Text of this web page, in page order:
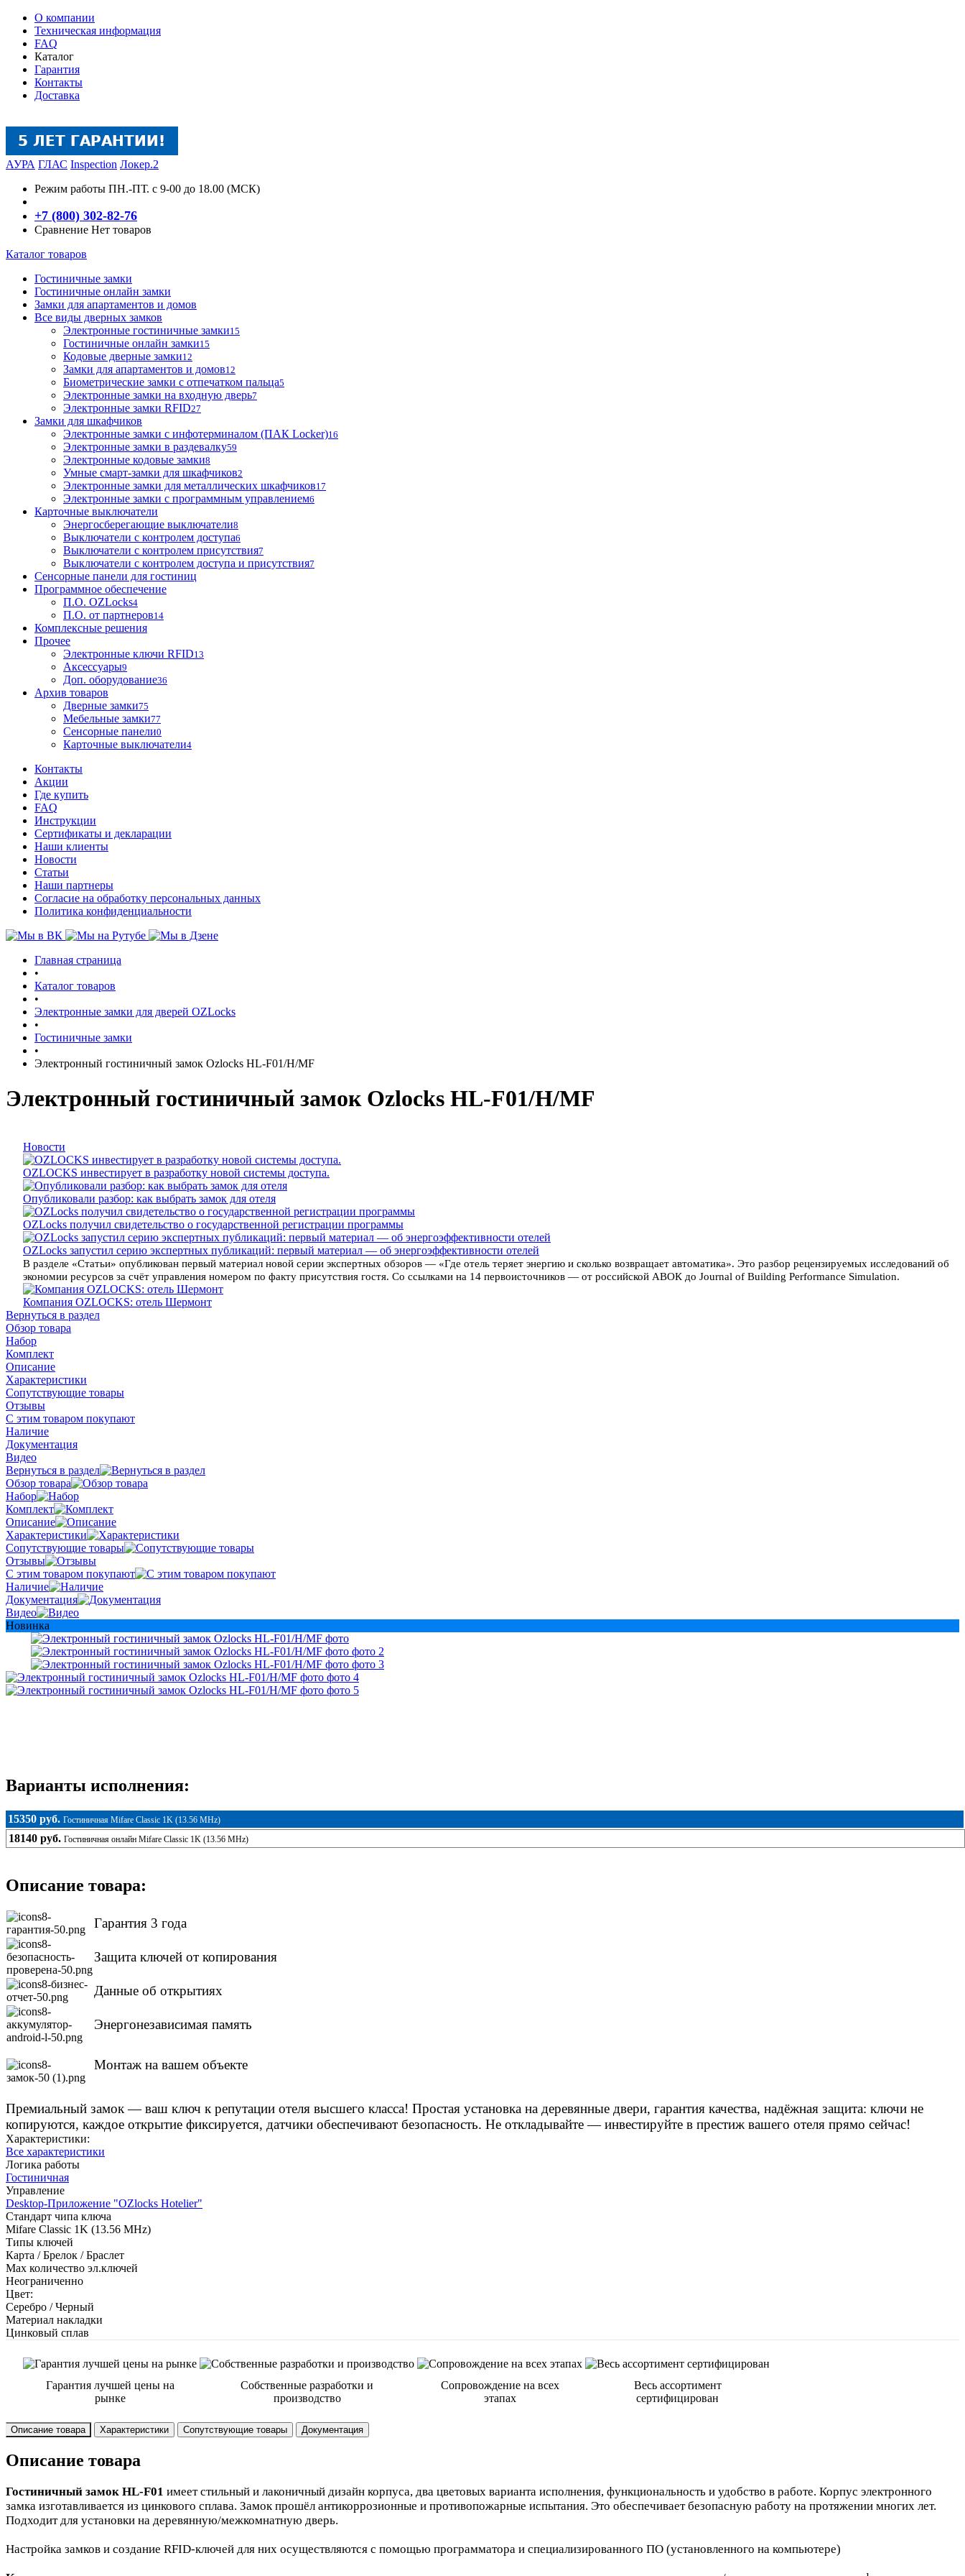
О компании
Техническая информация
FAQ
Каталог
Гарантия
Контакты
Доставка
АУРА ГЛАС Inspection Локер.2
Режим работы ПН.-ПТ. с 9-00 до 18.00 (МСК)
+7 (800) 302-82-76
Сравнение Нет товаров
Каталог товаров
Гостиничные замки
Гостиничные онлайн замки
Замки для апартаментов и домов
Все виды дверных замков
Электронные гостиничные замки15
Гостиничные онлайн замки15
Кодовые дверные замки12
Замки для апартаментов и домов12
Биометрические замки с отпечатком пальца5
Электронные замки на входную дверь7
Электронные замки RFID27
Замки для шкафчиков
Электронные замки с инфотерминалом (ПАК Locker)16
Электронные замки в раздевалку59
Электронные кодовые замки8
Умные смарт-замки для шкафчиков2
Электронные замки для металлических шкафчиков17
Электронные замки с программным управлением6
Карточные выключатели
Энергосберегающие выключатели8
Выключатели с контролем доступа6
Выключатели с контролем присутствия7
Выключатели с контролем доступа и присутствия7
Сенсорные панели для гостиниц
Программное обеспечение
П.О. OZLocks4
П.О. от партнеров14
Комплексные решения
Прочее
Электронные ключи RFID13
Аксессуары9
Доп. оборудование36
Архив товаров
Дверные замки75
Мебельные замки77
Сенсорные панели0
Карточные выключатели4
Контакты
Акции
Где купить
FAQ
Инструкции
Сертификаты и декларации
Наши клиенты
Новости
Статьи
Наши партнеры
Согласие на обработку персональных данных
Политика конфиденциальности
Главная страница
•
Каталог товаров
•
Электронные замки для дверей OZLocks
•
Гостиничные замки
•
Электронный гостиничный замок Ozlocks HL-F01/H/MF
Электронный гостиничный замок Ozlocks HL-F01/H/MF
Новости
OZLOCKS инвестирует в разработку новой системы доступа.
Опубликовали разбор: как выбрать замок для отеля
OZLocks получил свидетельство о государственной регистрации программы
OZLocks запустил серию экспертных публикаций: первый материал — об энергоэффективности отелей
В разделе «Статьи» опубликован первый материал новой серии экспертных обзоров — «Где отель теряет энергию и сколько возвращает автоматика». Это разбор рецензируемых исследований об
экономии ресурсов за счёт управления номером по факту присутствия гостя. Со ссылками на 14 первоисточников — от российской АВОК до Journal of Building Performance Simulation.
Компания OZLOCKS: отель Шермонт
Вернуться в раздел
Обзор товара
Набор
Комплект
Описание
Характеристики
Сопутствующие товары
Отзывы
С этим товаром покупают
Наличие
Документация
Видео
Вернуться в раздел
Обзор товара
Набор
Комплект
Описание
Характеристики
Сопутствующие товары
Отзывы
С этим товаром покупают
Наличие
Документация
Видео
Новинка
Варианты исполнения:
15350 руб. Гостиничная Mifare Classic 1K (13.56 MHz)
18140 руб. Гостиничная онлайн Mifare Classic 1K (13.56 MHz)
Описание товара:
Гарантия 3 года
Защита ключей от копирования
Данные об открытиях
Энергонезависимая память
Монтаж на вашем объекте
Премиальный замок — ваш ключ к репутации отеля высшего класса! Простая установка на деревянные двери, гарантия качества, надёжная защита: ключи не
копируются, каждое открытие фиксируется, датчики обеспечивают безопасность. Не откладывайте — инвестируйте в престиж вашего отеля прямо сейчас!
Характеристики:
Все характеристики
Логика работы
Гостиничная
Управление
Desktop-Приложение "OZlocks Hotelier"
Стандарт чипа ключа
Mifare Classic 1K (13.56 MHz)
Типы ключей
Карта / Брелок / Браслет
Max количество эл.ключей
Неограниченно
Цвет:
Серебро / Черный
Материал накладки
Цинковый сплав
Гарантия лучшей цены на
рынке
Собственные разработки и
производство
Сопровождение на всех
этапах
Весь ассортимент
сертифицирован
Описание товара Характеристики Сопутствующие товары Документация
Описание товара
Гостиничный замок HL-F01 имеет стильный и лаконичный дизайн корпуса, два цветовых варианта исполнения, функциональность и удобство в работе. Корпус электронного
замка изготавливается из цинкового сплава. Замок прошёл антикоррозионные и противопожарные испытания. Это обеспечивает безопасную работу на протяжении многих лет.
Подходит для установки на деревянную/межкомнатную дверь.
Настройка замков и создание RFID-ключей для них осуществляются с помощью программатора и специализированного ПО (установленного на компьютере)